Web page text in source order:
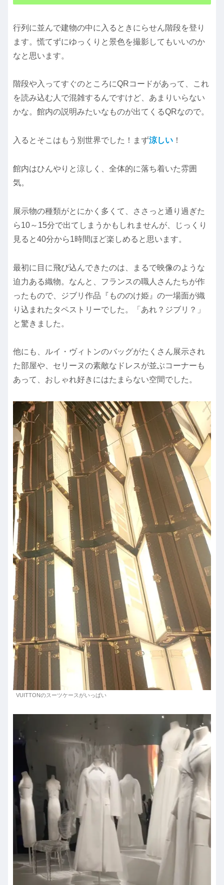
行列に並んで建物の中に入るときにらせん階段を登り
ます。慌てずにゆっくりと景色を撮影してもいいのか
なと思います。
階段や入ってすぐのところにQRコードがあって、これ
を読み込む人で混雑するんですけど、あまりいらない
かな。館内の説明みたいなものが出てくるQRなので。
入るとそこはもう別世界でした！まず涼しい ！
館内はひんやりと涼しく、全体的に落ち着いた雰囲
気。
展示物の種類がとにかく多くて、ささっと通り過ぎた
ら10～15分で出てしまうかもしれませんが、じっくり
見ると40分から1時間ほど楽しめると思います。
最初に目に飛び込んできたのは、まるで映像のような
迫力ある織物。なんと、フランスの職人さんたちが作
ったもので、ジブリ作品『もののけ姫』の一場面が織
り込まれたタペストリーでした。「あれ？ジブリ？」
と驚きました。
他にも、ルイ・ヴィトンのバッグがたくさん展示され
た部屋や、セリーヌの素敵なドレスが並ぶコーナーも
あって、おしゃれ好きにはたまらない空間でした。
VUITTONのスーツケースがいっぱい